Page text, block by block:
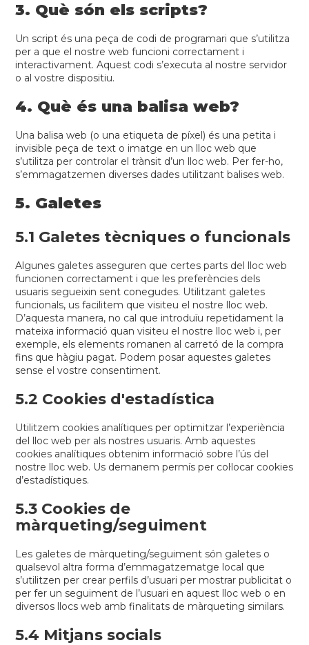
3. Què són els scripts?
Un script és una peça de codi de programari que s’utilitza
per a que el nostre web funcioni correctament i
interactivament. Aquest codi s’executa al nostre servidor
o al vostre dispositiu.
4. Què és una balisa web?
Una balisa web (o una etiqueta de píxel) és una petita i
invisible peça de text o imatge en un lloc web que
s’utilitza per controlar el trànsit d’un lloc web. Per fer-ho,
s’emmagatzemen diverses dades utilitzant balises web.
5. Galetes
5.1 Galetes tècniques o funcionals
Algunes galetes asseguren que certes parts del lloc web
funcionen correctament i que les preferències dels
usuaris segueixin sent conegudes. Utilitzant galetes
funcionals, us facilitem que visiteu el nostre lloc web.
D’aquesta manera, no cal que introduïu repetidament la
mateixa informació quan visiteu el nostre lloc web i, per
exemple, els elements romanen al carretó de la compra
fins que hàgiu pagat. Podem posar aquestes galetes
sense el vostre consentiment.
5.2 Cookies d'estadística
Utilitzem cookies analítiques per optimitzar l’experiència
del lloc web per als nostres usuaris. Amb aquestes
cookies analítiques obtenim informació sobre l’ús del
nostre lloc web. Us demanem permís per col·locar cookies
d’estadístiques.
5.3 Cookies de
màrqueting/seguiment
Les galetes de màrqueting/seguiment són galetes o
qualsevol altra forma d’emmagatzematge local que
s’utilitzen per crear perfils d’usuari per mostrar publicitat o
per fer un seguiment de l’usuari en aquest lloc web o en
diversos llocs web amb finalitats de màrqueting similars.
5.4 Mitjans socials